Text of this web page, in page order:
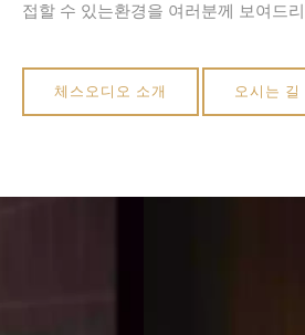
접할 수 있는환경을 여러분께 보여드
체스오디오 소개 오시는 길